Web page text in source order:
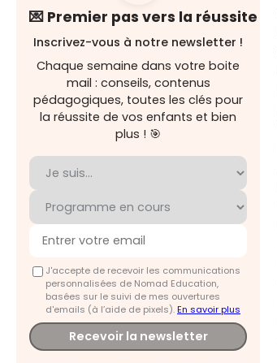
💌 Premier pas vers la réussite
Inscrivez-vous à notre newsletter !
Chaque semaine dans votre boite
mail : conseils, contenus
pédagogiques, toutes les clés pour
la réussite de vos enfants et bien
plus ! 🎯
J'accepte de recevoir les communications
personnalisées de Nomad Education,
basées sur le suivi de mes ouvertures
d'emails (à l’aide de pixels).En savoir plus
Recevoir la newsletter